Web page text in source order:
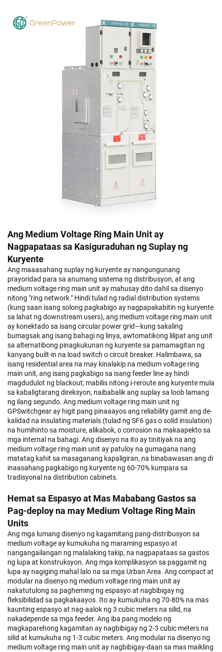
Ang Medium Voltage Ring Main Unit ay
Nagpapataas sa Kasiguraduhan ng Suplay ng
Kuryente
Ang maaasahang suplay ng kuryente ay nangungunang
prayoridad para sa anumang sistema ng distribusyon, at ang
medium voltage ring main unit ay mahusay dito dahil sa disenyo
nitong "ring network." Hindi tulad ng radial distribution systems
(kung saan isang solong pagkabigo ay nagpapakabitin ng kuryente
sa lahat ng downstream users), ang medium voltage ring main unit
ay konektado sa isang circular power grid—kung sakaling
bumagsak ang isang bahagi ng linya, awtomatikong lilipat ang unit
sa alternatibong pinagkukunan ng kuryente sa pamamagitan ng
kanyang built-in na load switch o circuit breaker. Halimbawa, sa
isang residential area na may kinalakip na medium voltage ring
main unit, ang isang pagkabigo sa isang feeder line ay hindi
magdudulot ng blackout; mabilis nitong i-reroute ang kuryente mula
sa kabaligtarang direksyon, naibabalik ang suplay sa loob lamang
ng ilang segundo. Ang medium voltage ring main unit ng
GPSwitchgear ay higit pang pinaaayos ang reliability gamit ang de-
kalidad na insulating materials (tulad ng SF6 gas o solid insulation)
na humihinto sa moisture, alikabok, o corrosion na makaapekto sa
mga internal na bahagi. Ang disenyo na ito ay tinitiyak na ang
medium voltage ring main unit ay patuloy na gumagana nang
matatag kahit sa masaganang kapaligiran, na binabawasan ang di
inaasahang pagkabigo ng kuryente ng 60-70% kumpara sa
tradisyonal na distribution cabinets.
Hemat sa Espasyo at Mas Mababang Gastos sa
Pag-deploy na may Medium Voltage Ring Main
Units
Ang mga lumang disenyo ng kagamitang pang-distribusyon sa
medium voltage ay kumukuha ng maraming espasyo at
nangangailangan ng malalaking takip, na nagpapataas sa gastos
ng lupa at konstruksyon. Ang mga komplikasyon sa paggamit ng
lupa ay nagiging mahal lalo na sa mga Urban Area. Ang compact at
modular na disenyo ng medium voltage ring main unit ay
nakatutulong sa pagheming ng espasyo at nagbibigay ng
fleksibilidad sa pagkakaayos. Ito ay kumukuha ng 70-80% na mas
kaunting espasyo at nag-aalok ng 3 cubic meters na silid, na
nakadepende sa mga feeder. Ang iba pang modelo ng
magkaparehong kagamitan ay nagbibigay ng 2-3 cubic meters na
silid at kumukuha ng 1-3 cubic meters. Ang modular na disenyo ng
medium voltage ring main unit ay nagbibigay-daan sa mas maikling